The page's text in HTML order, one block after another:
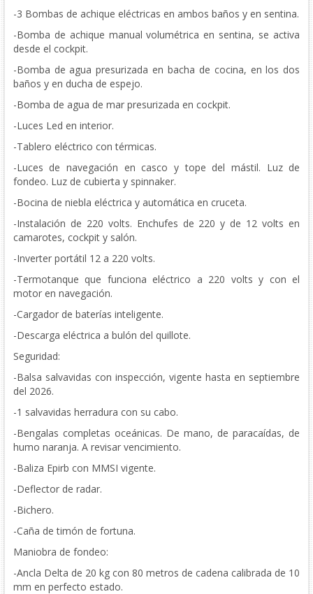
-3 Bombas de achique eléctricas en ambos baños y en sentina.
-Bomba de achique manual volumétrica en sentina, se activa
desde el cockpit.
-Bomba de agua presurizada en bacha de cocina, en los dos
baños y en ducha de espejo.
-Bomba de agua de mar presurizada en cockpit.
-Luces Led en interior.
-Tablero eléctrico con térmicas.
-Luces de navegación en casco y tope del mástil. Luz de
fondeo. Luz de cubierta y spinnaker.
-Bocina de niebla eléctrica y automática en cruceta.
-Instalación de 220 volts. Enchufes de 220 y de 12 volts en
camarotes, cockpit y salón.
-Inverter portátil 12 a 220 volts.
-Termotanque que funciona eléctrico a 220 volts y con el
motor en navegación.
-Cargador de baterías inteligente.
-Descarga eléctrica a bulón del quillote.
Seguridad:
-Balsa salvavidas con inspección, vigente hasta en septiembre
del 2026.
-1 salvavidas herradura con su cabo.
-Bengalas completas oceánicas. De mano, de paracaídas, de
humo naranja. A revisar vencimiento.
-Baliza Epirb con MMSI vigente.
-Deflector de radar.
-Bichero.
-Caña de timón de fortuna.
Maniobra de fondeo:
-Ancla Delta de 20 kg con 80 metros de cadena calibrada de 10
mm en perfecto estado.